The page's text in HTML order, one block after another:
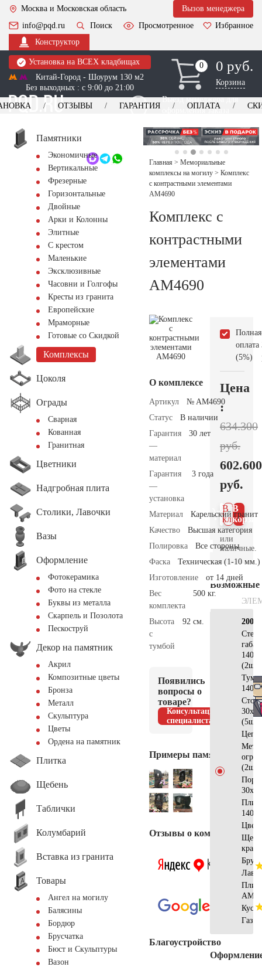
Москва и Московская область
Вызов менеджера
info@pqd.ru
Поиск Просмотренное
Избранное
Конструктор
Установка на ВСЕХ кладбищах
Китай-Город - Шоурум 130 м2
Без выходных : с 9:00 до 21:00
0
0 0 руб.
Корзина
Выезд менеджера для
оформления заказа
+7 (495) 518-44-23
Обратный звонок
ОТЗЫВЫ ГАРАНТИЯ ОПЛАТА
Памятники
Экономичные
Вертикальные
Фрезерные
Горизонтальные
Двойные
Арки и Колонны
Элитные
С крестом
Маленькие
Эксклюзивные
Часовни и Голгофы
Кресты из гранита
Европейские
Мраморные
Готовые со Скидкой
Комплексы
Цоколя
Ограды
Сварная
Кованная
Гранитная
Цветники
Надгробная плита
Столики, Лавочки
Вазы
Оформление
Фотокерамика
Фото на стекле
Буквы из металла
Скарпель и Позолота
Пескоструй
Декор на памятник
Акрил
Композитные цветы
Бронза
Металл
Скульптура
Цветы
Ордена на памятник
Плитка
Щебень
Таблички
Колумбарий
Вставка из гранита
Товары
Ангел на могилу
Балясины
Бордюр
Брусчатка
Бюст и Скульптуры
Вазон
Главная > Мемориальные
комплексы на могилу > Комплекс
с контрастными элементами
AM4690
Комплекс с
контрастными
элементами
AM4690
О комплексе
Артикул
№ AM4690
Статус
В наличии
Гарантия
—
материал
30 лет
Гарантия
—
установка
3 года
Материал
Карельский гранит
Качество
Высшая категория
Полировка
Все стороны
Фаска
Техническая (1-10 мм.)
Изготовление
от 14 дней
Вес
комплекта
500 кг.
Высота
с
тумбой
92 см.
Появились
вопросы о
товаре?
Консультация
специалиста
Примеры памятников
Отзывы о компании
Благоустройство
Полная
оплата
(5%)
Цена
:
634.300
руб.
602.600
руб.
В
В 1
клик
или
наличные.
Возможные
(2шт)
(5шт)
Цепь
(2шт)
Куст
Газон